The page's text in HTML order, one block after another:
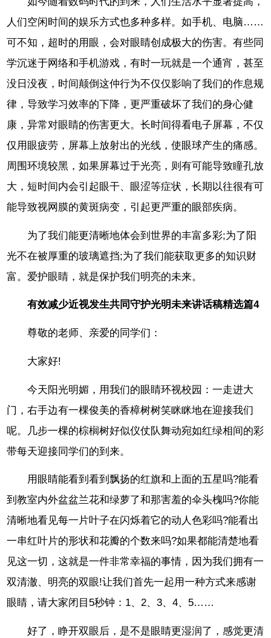
人们空闲时间的娱乐方式也多种多样。如手机、电脑……
可不知，超时的用眼，会对眼睛创成极大的伤害。有些同
学沉迷于网络和手机游戏，有时一玩就是一个通宵，甚至
没日没夜，时间颠倒这仲行为不仅仅影响了我们的作息规
律，导致学习效率的下降，更严重破坏了我们的身心健
康，异常对眼睛的伤害更大。长时间得看电子屏幕，不仅
仅用眼疲劳，屏幕上放射出的光线，使眼球产生的痛感。
周围环境较黑，如果屏幕过于光亮，则有可能导致瞳孔放
大，短时间内会引起眼干、眼涩等症状，长期以往很有可
能导致视网膜的黄斑病变，引起更严重的眼部疾病。
为了我们能更清晰地体会到世界的丰富多彩;为了阳
光不在被厚重的玻璃遮挡;为了我们能获取更多的知识财
富。爱护眼睛，就是保护我们明亮的未来。
有效减少近视发生共同守护光明未来讲话稿精选篇4
尊敬的老师、亲爱的同学们：
大家好!
今天阳光明媚，用我们的眼睛环视校园：一走进大
门，右手边有一棵俊美的香樟树树笑眯眯地在迎接我们
呢。几步一棵的棕榈树好似仪仗队舞动宛如红绿相间的彩
带每天迎接同学们的到来。
用眼睛能看到看到飘扬的红旗和上面的五星吗?能看
到教室内外盆盆兰花和绿萝了和那害羞的伞头槐吗?你能
清晰地看见每一片叶子在闪烁着它的动人色彩吗?能看出
一串红叶片的形状和花瓣的个数来吗?如果都能清楚地看
见这一切，这就是一件非常幸福的事情，因为我们拥有一
双清澈、明亮的双眼!让我们首先一起用一种方式来感谢
眼睛，请大家闭目5秒钟：1、2、3、4、5……
好了，睁开双眼后，是不是眼睛更湿润了，感觉更清